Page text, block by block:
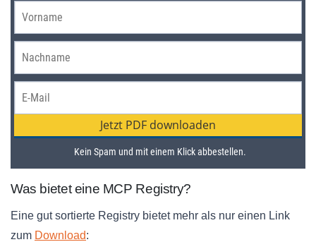
Was bietet eine MCP Registry?
Eine gut sortierte Registry bietet mehr als nur einen Link
zum Download: